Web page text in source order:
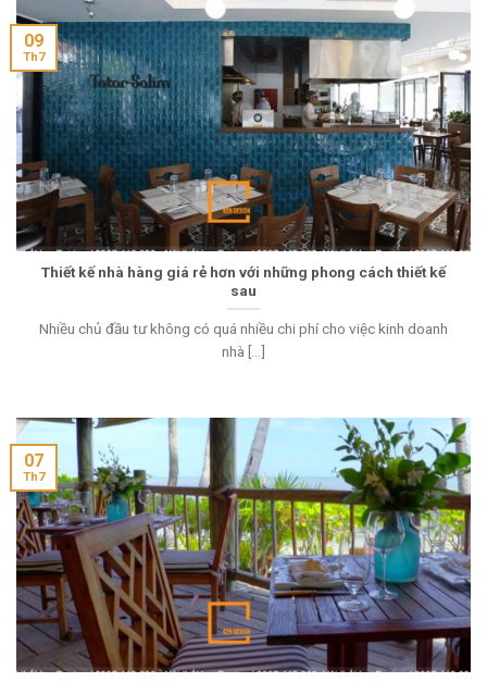
Thiết kế nhà hàng giá rẻ hơn với những phong cách thiết kế
sau
Nhiều chủ đầu tư không có quá nhiều chi phí cho việc kinh doanh
nhà [...]
09
Th7
07
Th7